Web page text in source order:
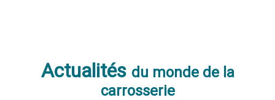
Actualités du monde de la
carrosserie